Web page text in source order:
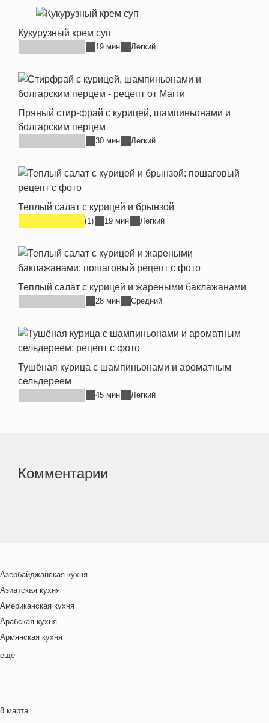
Кукурузный крем суп
19 мин Легкий
Пряный стир-фрай с курицей, шампиньонами и
болгарским перцем
30 мин Легкий
Теплый салат с курицей и брынзой
(1) 19 мин Легкий
Теплый салат с курицей и жареными баклажанами
28 мин Средний
Тушёная курица с шампиньонами и ароматным
сельдереем
45 мин Легкий
Комментарии
Азербайджанская кухня
Азиатская кухня
Американская кухня
Арабская кухня
Армянская кухня
Белорусская
Венгерская кухня
ещё
8 марта